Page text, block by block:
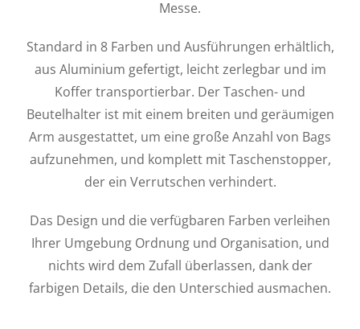
Messe.
Standard in 8 Farben und Ausführungen erhältlich,
aus Aluminium gefertigt, leicht zerlegbar und im
Koffer transportierbar. Der Taschen- und
Beutelhalter ist mit einem breiten und geräumigen
Arm ausgestattet, um eine große Anzahl von Bags
aufzunehmen, und komplett mit Taschenstopper,
der ein Verrutschen verhindert.
Das Design und die verfügbaren Farben verleihen
Ihrer Umgebung Ordnung und Organisation, und
nichts wird dem Zufall überlassen, dank der
farbigen Details, die den Unterschied ausmachen.